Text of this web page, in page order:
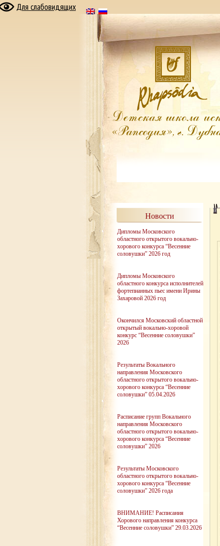
Для слабовидящих
Новости
Дипломы Московского
областного открытого вокально-
хорового конкурса “Весенние
соловушки” 2026 год
Дипломы Московского
областного конкурса исполнителей
фортепианных пьес имени Ирины
Захаровой 2026 год
Окончился Московский областной
открытый вокально-хоровой
конкурс “Весенние соловушки”
2026
Результаты Вокального
направления Московского
областного открытого вокально-
хорового конкурса “Весенние
соловушки” 05.04.2026
Расписание групп Вокального
направления Московского
областного открытого вокально-
хорового конкурса “Весенние
соловушки” 2026
Результаты Московского
областного открытого вокально-
хорового конкурса “Весенние
соловушки” 2026 года
ВНИМАНИЕ! Расписания
Хорового направления конкурса
“Весенние соловушки” 29.03.2026